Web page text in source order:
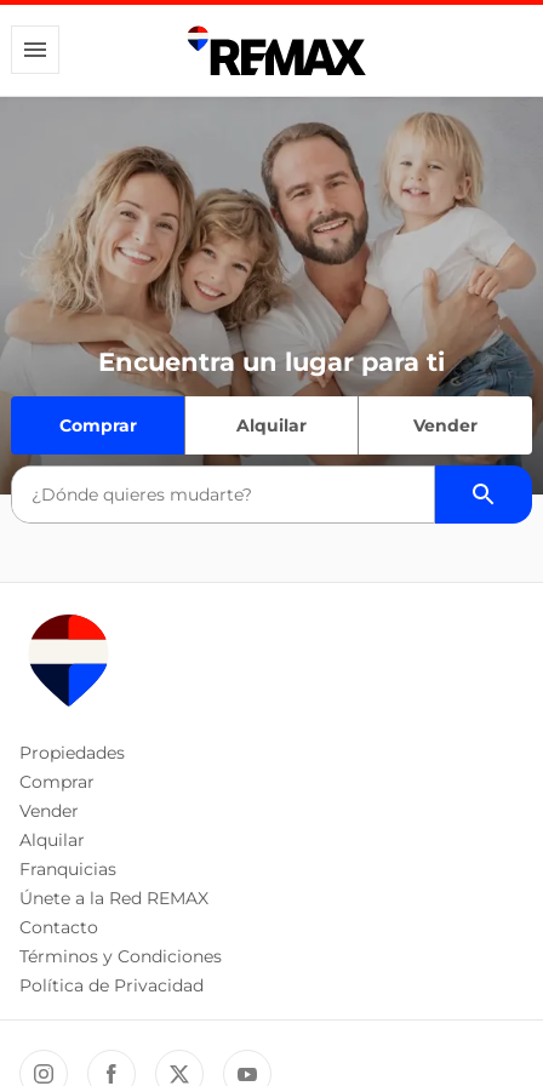
Encuentra un lugar para ti
Comprar Alquilar Vender
Propiedades
Comprar
Vender
Alquilar
Franquicias
Únete a la Red REMAX
Contacto
Términos y Condiciones
Política de Privacidad